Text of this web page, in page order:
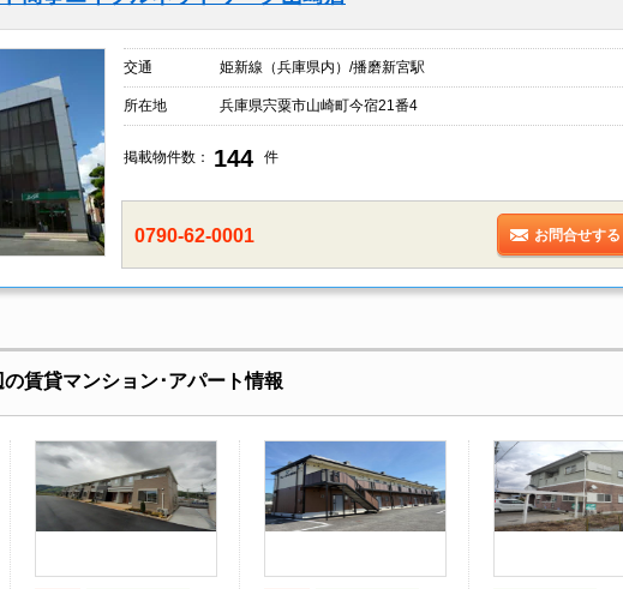
交通 姫新線（兵庫県内）/播磨新宮駅
所在地 兵庫県宍粟市山崎町今宿21番4
掲載物件数： 144 件
0790-62-0001 お問合せする
賃貸マンション･アパート情報